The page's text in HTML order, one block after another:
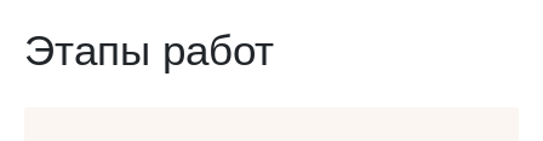
Этапы работ